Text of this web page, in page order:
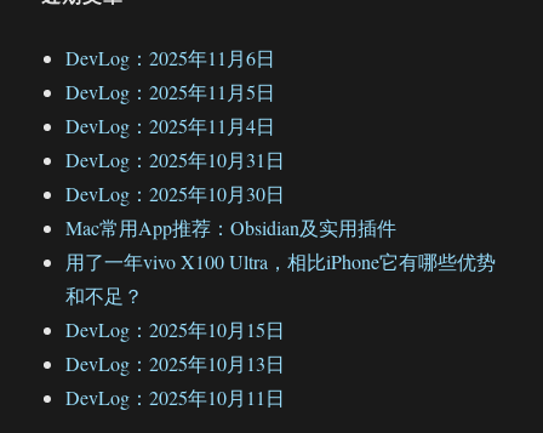
DevLog：2025年11月6日
DevLog：2025年11月5日
DevLog：2025年11月4日
DevLog：2025年10月31日
DevLog：2025年10月30日
Mac常用App推荐：Obsidian及实用插件
用了一年vivo X100 Ultra，相比iPhone它有哪些优势
和不足？
DevLog：2025年10月15日
DevLog：2025年10月13日
DevLog：2025年10月11日